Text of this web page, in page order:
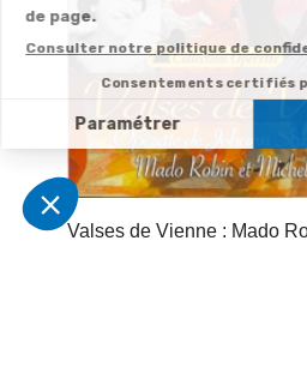
Valses de Vienne : Mado